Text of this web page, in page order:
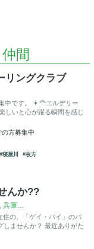
間
リングクラブ
中です。 👩‍🦰エルデリー
しいと心が躍る瞬間を感じ
方募集中
#寝屋川 #枚方
んか??
兵庫…
しませんか？ 最近ありがた